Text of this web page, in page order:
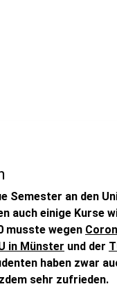
Semester an den
auch einige Kurse
musste wegen
in Münster und der
haben zwar
sehr zufrieden.